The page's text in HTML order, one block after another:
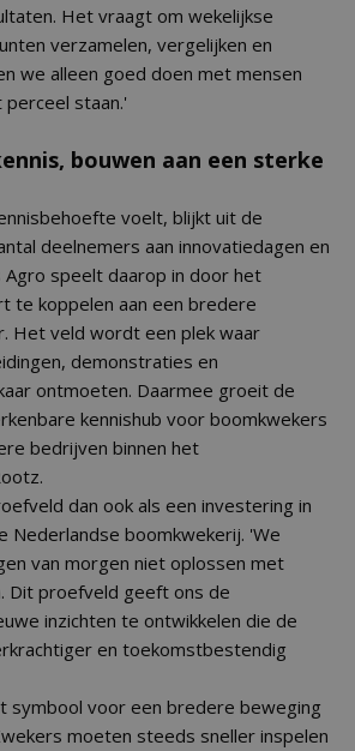
Het vraagt om wekelijkse
verzamelen, vergelijken en
we alleen goed doen met mensen
staan.'
bouwen aan een sterke
voelt, blijkt uit de
deelnemers aan innovatiedagen en
Agro speelt daarop in door het
te koppelen aan een bredere
Het veld wordt een plek waar
demonstraties en
ontmoeten. Daarmee groeit de
kennishub voor boomkwekers
bedrijven binnen het
dan ook als een investering in
Nederlandse boomkwekerij. 'We
van morgen niet oplossen met
Dit proefveld geeft ons de
inzichten te ontwikkelen die de
en toekomstbestendig
symbool voor een bredere beweging
moeten steeds sneller inspelen